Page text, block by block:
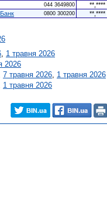
044 3649800
**,****
0800 300200 **,****
, 1 травня 2026
2026
7 травня 2026, 1 травня 2026
1 травня 2026